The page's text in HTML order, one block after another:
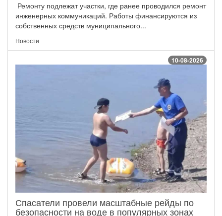
Ремонту подлежат участки, где ранее проводился ремонт
инженерных коммуникаций. Работы финансируются из
собственных средств муниципального...
Новости
10-08-2026
Спасатели провели масштабные рейды по
безопасности на воде в популярных зонах